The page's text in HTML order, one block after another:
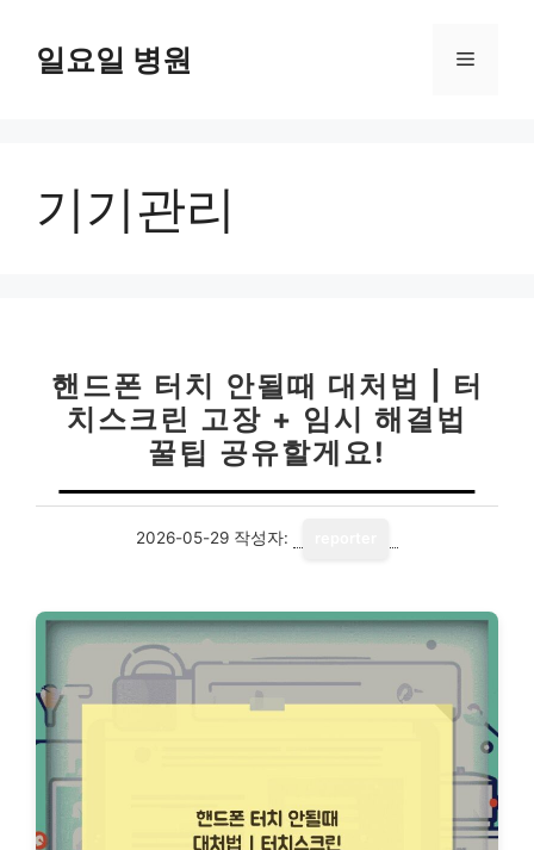
일요일 병원 메
기기관리
핸드폰 터치 안될때 대처법 | 터
치스크린 고장 + 임시 해결법
꿀팁 공유할게요!
2026-05-29 작성자: